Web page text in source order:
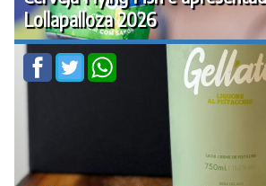
Lollapalloza 2026